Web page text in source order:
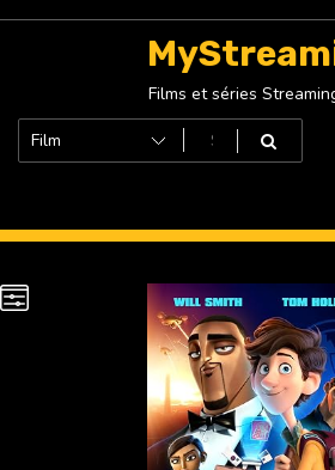
Films et séries